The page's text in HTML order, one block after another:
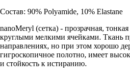
Состав: 90% Polyamide, 10% Elastane
nanoMeryl (cетка) - прозрачная,
круглыми мелкими ячейками. Ткань
направлениях, но при этом хорошо
гигроскопичное полотно, имеет
и стойкость к истиранию.